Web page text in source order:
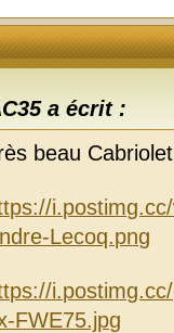
a écrit :
beau
Lecoq.png
FWE75.jpg